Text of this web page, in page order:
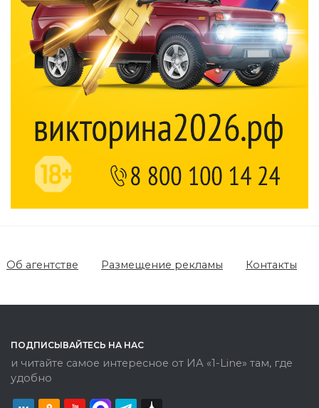
Об агентстве Размещение рекламы Контакты
ПОДПИСЫВАЙТЕСЬ НА НАС
и читайте самое интересное от ИА «1-Line» там, где
удобно